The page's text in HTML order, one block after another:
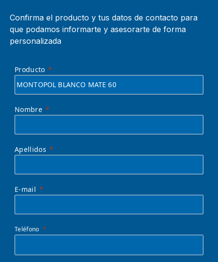
Confirma el producto y tus datos de contacto para
que podamos informarte y asesorarte de forma
personalizada
Producto
Nombre
Apellidos
E-mail
Teléfono